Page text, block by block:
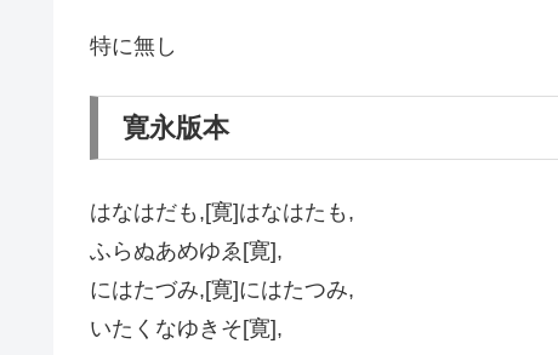
特に無し
寛永版本
はなはだも,[寛]はなはたも,
ふらぬあめゆゑ[寛],
にはたづみ,[寛]にはたつみ,
いたくなゆきそ[寛],